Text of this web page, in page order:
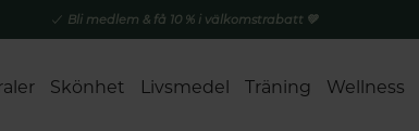
Bli medlem & få 10 % i välkomstrabatt 💚
Skönhet Livsmedel Träning Wellness